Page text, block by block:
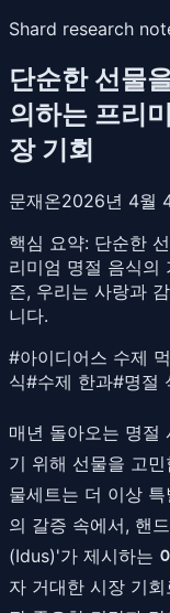
Shard research
단순한 선물
의하는 프리
장 기회
문재온2026년 4월
핵심 요약: 단순한
리미엄 명절 음식의
즌, 우리는 사랑과
니다.
#아이디어스 수제
식#수제 한과#명절
매년 돌아오는 명절
기 위해 선물을 고
물세트는 더 이상
의 갈증 속에서, 핸
(Idus)'가 제시하는
자 거대한 시장 기